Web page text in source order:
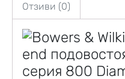
Отзиви (0)